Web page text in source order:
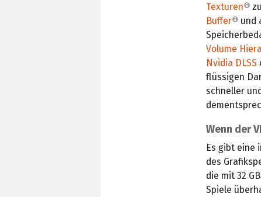
Texturen
Buffer
und
Volume
Nvidia DLSS
flüssigen
schneller
Wenn der
Es gibt eine
des
die mit 32
Spiele